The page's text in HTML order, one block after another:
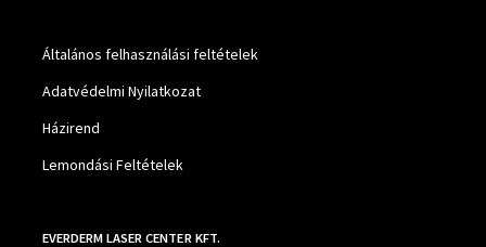
Általános felhasználási feltételek
Adatvédelmi Nyilatkozat
Házirend
Lemondási Feltételek
EVERDERM LASER CENTER KFT.